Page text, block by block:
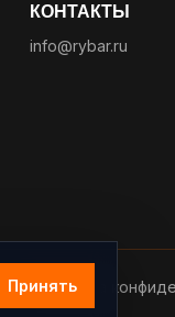
КОНТАКТЫ
info@rybar.ru
Политика
Принять